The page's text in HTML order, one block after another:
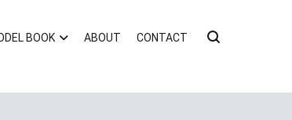
BOOK ABOUT CONTACT